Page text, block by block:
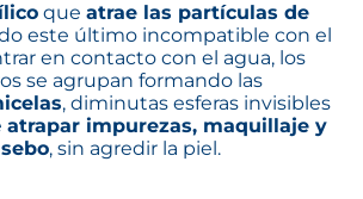
que atrae las partículas de
este último incompatible con el
en contacto con el agua, los
se agrupan formando las
, diminutas esferas invisibles
atrapar impurezas, maquillaje y
, sin agredir la piel.